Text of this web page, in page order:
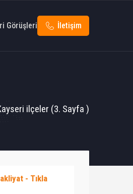
Görüşleri İletişim
ilçeler (3. Sayfa )
- Tıkla